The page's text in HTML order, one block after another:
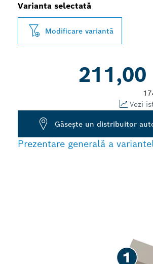
Varianta selectată
Modificare variantă
Vezi
Găseşte un distribuitor
Prezentare generală a